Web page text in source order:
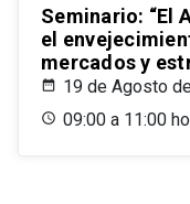
Seminario: “El
el
mercados y
19 de Agosto
09:00 a 11:00